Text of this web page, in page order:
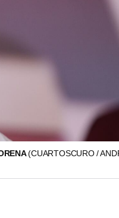
(CUARTOSCURO /